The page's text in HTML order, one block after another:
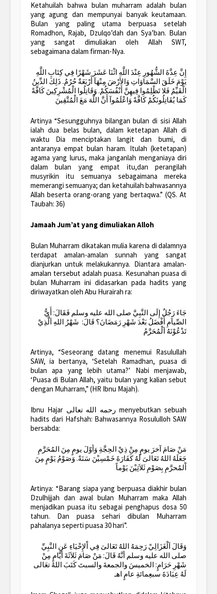
Ketahuilah bahwa bulan muharram adalah bulan
yang agung dan mempunyai banyak keutamaan.
Bulan yang paling utama berpuasa setelah
Romadhon, Rajab, Dzulqo’dah dan Sya’ban. Bulan
yang sangat dimuliakan oleh Allah SWT,
sebagaimana dalam firman-Nya.
إِنَّ عِدَّةَ الشُّهُورِ عِنْدَ اللَّهِ اثْنَا عَشَرَ شَهْرًا فِي كِتَابِ اللَّهِ
يَوْمَ خَلَقَ السَّمَاوَاتِ وَالأرْضَ مِنْهَآ أَرْبَعَةٌ حُرُمٌ. ذَلِكَ الدِّينُ
الْقَيِّمُ فَلا تَظْلِمُوا فِيهِنَّ أَنْفُسَكُمْ. وَقَاتِلُوا الْمُشْرِكِينَ كَافَّةً
كَمَا يُقَاتِلُونَكُمْ كَافَّةً وَاعْلَمُوآ أَنَّ اللَّهَ مَعَ الْمُتَّقِينَ
Artinya “Sesungguhnya bilangan bulan di sisi Allah
ialah dua belas bulan, dalam ketetapan Allah di
waktu Dia menciptakan langit dan bumi, di
antaranya empat bulan haram. Itulah (ketetapan)
agama yang lurus, maka janganlah menganiaya diri
dalam bulan yang empat itu,dan perangilah
musyrikin itu semuanya sebagaimana mereka
memerangi semuanya; dan ketahuilah bahwasannya
Allah beserta orang-orang yang bertaqwa.” (QS. At
Taubah: 36)
Jamaah Jum’at yang dimuliakan Alloh
Bulan Muharram dikatakan mulia karena di dalamnya
terdapat amalan-amalan sunnah yang sangat
dianjurkan untuk melakukannya. Diantara amalan-
amalan tersebut adalah puasa. Kesunahan puasa di
bulan Muharram ini didasarkan pada hadits yang
diriwayatkan oleh Abu Hurairah ra:
الصِّياَمِ أَفْضَلُ بَعْدَ شَهْرِ رَمَضَانَ؟ قَالَ: شَهْرُ اللهِ اَلَّذِيْ
تَدْعُوْنَهُ اَلْمُحَرَّمُ
Artinya, “Seseorang datang menemui Rasulullah
SAW, ia bertanya, ‘Setelah Ramadhan, puasa di
bulan apa yang lebih utama?’ Nabi menjawab,
‘Puasa di Bulan Allah, yaitu bulan yang kalian sebut
dengan Muharram,” (HR Ibnu Majah).
Ibnu Hajar رحمه الله تعالى menyebutkan sebuah
hadits dari Hafshah: Bahwasannya Rosululloh SAW
bersabda:
مَنْ صَامَ آخرَ يومٍ مِنْ ذِيْ الحِجَّةِ وَأوّلَ يومٍ مِنَ المُحَرَّمِ
جَعَلَهُ اللهُ تَعَالىَ لَهُ كَفَارَةَ خَمْسِيْنَ سَنَةً. وَصَوْمُ يَوْمٍ مِنَ
اْلمُحرَّمِ بِصَوْمِ ثَلاَثِيْنَ يَوْماً
Artinya: “Barang siapa yang berpuasa diakhir bulan
Dzulhijjah dan awal bulan Muharram maka Allah
menjadikan puasa itu sebagai penghapus dosa 50
tahun. Dan puasa sehari dibulan Muharram
pahalanya seperti puasa 30 hari”.
وَقَالَ اَلْغَزَالِيْ رَحِمَهُ اللهُ تَعَالىَ فِي اْلإِحْيَاءِ عَنِ النَّبِيِّ
صلى الله عليه وسلم أنَّهُ قَالَ: مَنْ صَامَ ثَلاَثَةَ أَيَّامٍ مِنْ
شَهْرِ حَرَامٍ: الخميسَ والجمعةَ والسبتَ كَتَبَ اللهُ تعَالى
لَهُ عِبَادَةَ سبعِمائةِ عامٍ اهـ